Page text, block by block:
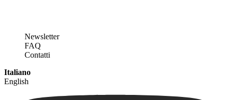
Newsletter
FAQ
Contatti
Italiano
English